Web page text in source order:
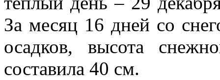
За месяц 16 дней со
осадков, высота
составила 40 см.